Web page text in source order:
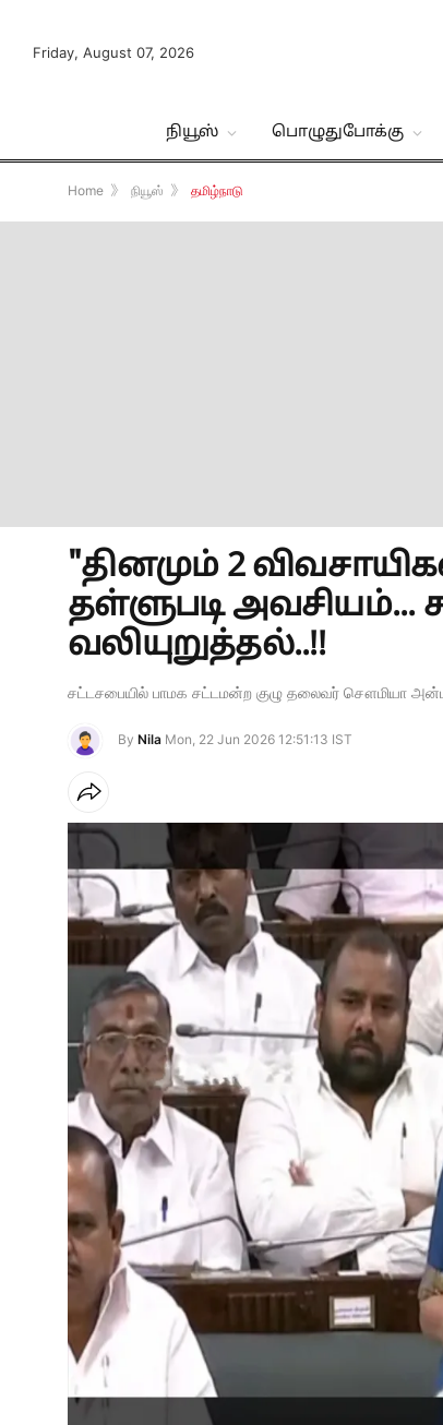
Friday, August 07, 2026
நியூஸ் பொழுதுபோக்கு
Home 》 நியூஸ் 》 தமிழ்நாடு
"தினமும் 2
தள்ளுபடி அவசியம்...
வலியுறுத்தல்..!!
சட்டசபையில் பாமக சட்டமன்ற குழு தலைவர் சௌமியா
By Nila Mon, 22 Jun 2026 12:51:13 IST